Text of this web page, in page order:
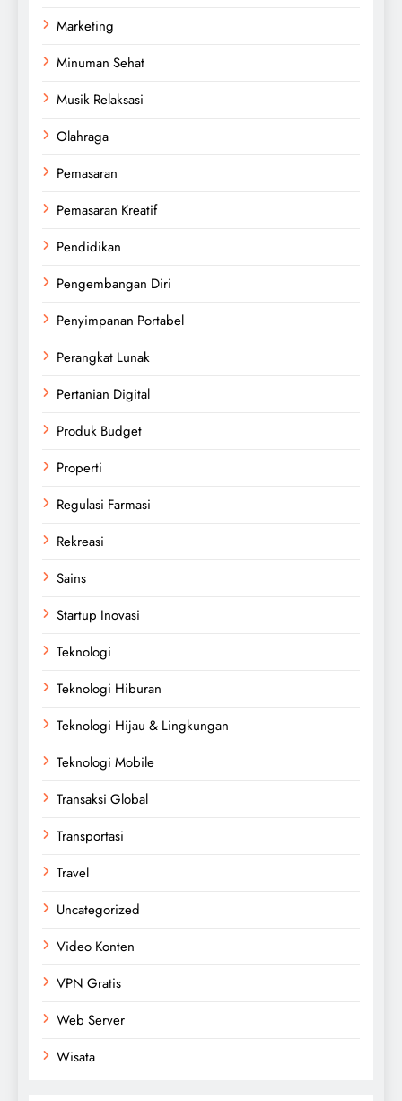
Marketing
Minuman Sehat
Musik Relaksasi
Olahraga
Pemasaran
Pemasaran Kreatif
Pendidikan
Pengembangan Diri
Penyimpanan Portabel
Perangkat Lunak
Pertanian Digital
Produk Budget
Properti
Regulasi Farmasi
Rekreasi
Sains
Startup Inovasi
Teknologi
Teknologi Hiburan
Teknologi Hijau & Lingkungan
Teknologi Mobile
Transaksi Global
Transportasi
Travel
Uncategorized
Video Konten
VPN Gratis
Web Server
Wisata